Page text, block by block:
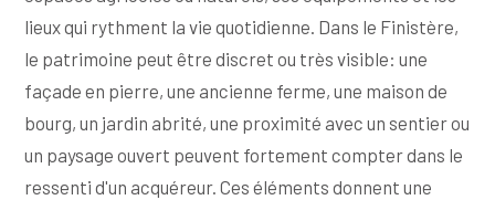
lieux qui rythment la vie quotidienne. Dans le Finistère,
le patrimoine peut être discret ou très visible: une
façade en pierre, une ancienne ferme, une maison de
bourg, un jardin abrité, une proximité avec un sentier ou
un paysage ouvert peuvent fortement compter dans le
ressenti d'un acquéreur. Ces éléments donnent une